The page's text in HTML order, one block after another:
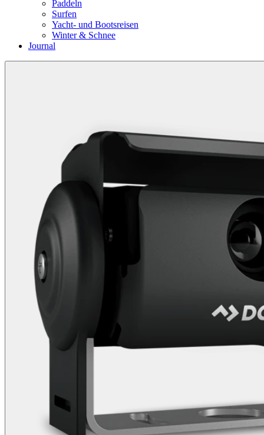
Paddeln
Surfen
Yacht- und Bootsreisen
Winter & Schnee
Journal